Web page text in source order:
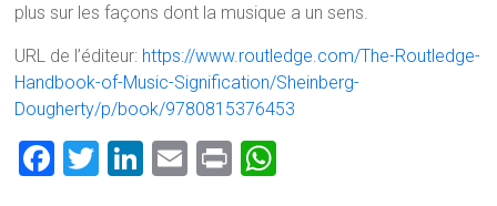
plus sur les façons dont la musique a un sens.
URL de l’éditeur: https://www.routledge.com/The-Routledge-
Handbook-of-Music-Signification/Sheinberg-
Dougherty/p/book/9780815376453
F
T
Li
E
Pr